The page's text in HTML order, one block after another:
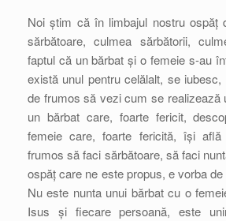
Noi știm că în limbajul nostru ospăț
sărbătoare, culmea sărbătorii,
faptul că un bărbat și o femeie s-au
există unul pentru celălalt, se
de frumos să vezi cum se realizează
un bărbat care, foarte fericit,
femeie care, foarte fericită, își
frumos să faci sărbătoare, să faci
ospăț care ne este propus, e vorba
Nu este nunta unui bărbat cu o
Isus și fiecare persoană, este